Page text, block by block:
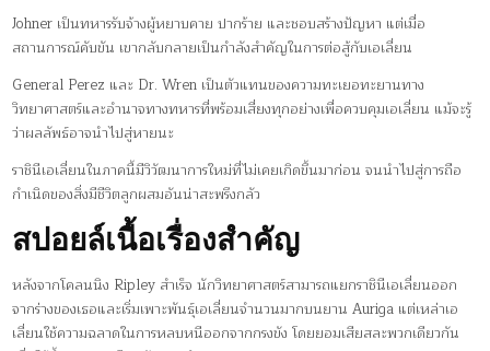
Johner เป็นทหารรับจ้างผู้หยาบคาย ปากร้าย และชอบสร้างปัญหา แต่เมื่อ
สถานการณ์คับขัน เขากลับกลายเป็นกำลังสำคัญในการต่อสู้กับเอเลี่ยน
General Perez และ Dr. Wren เป็นตัวแทนของความทะเยอทะยานทาง
วิทยาศาสตร์และอำนาจทางทหารที่พร้อมเสี่ยงทุกอย่างเพื่อควบคุมเอเลี่ยน แม้จะรู้
ว่าผลลัพธ์อาจนำไปสู่หายนะ
ราชินีเอเลี่ยนในภาคนี้มีวิวัฒนาการใหม่ที่ไม่เคยเกิดขึ้นมาก่อน จนนำไปสู่การถือ
กำเนิดของสิ่งมีชีวิตลูกผสมอันน่าสะพรึงกลัว
สปอยล์เนื้อเรื่องสำคัญ
หลังจากโคลนนิง Ripley สำเร็จ นักวิทยาศาสตร์สามารถแยกราชินีเอเลี่ยนออก
จากร่างของเธอและเริ่มเพาะพันธุ์เอเลี่ยนจำนวนมากบนยาน Auriga แต่เหล่าเอ
เลี่ยนใช้ความฉลาดในการหลบหนีออกจากกรงขัง โดยยอมเสียสละพวกเดียวกัน